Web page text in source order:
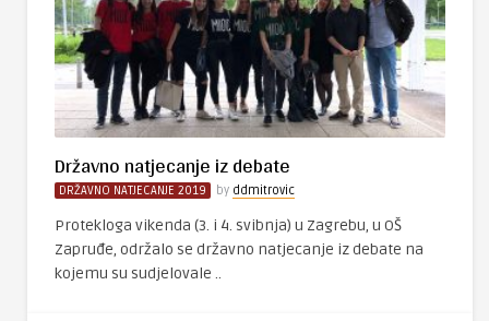
Državno natjecanje iz debate
DRŽAVNO NATJECANJE 2019 by ddmitrovic
Protekloga vikenda (3. i 4. svibnja) u Zagrebu, u OŠ
Zapruđe, održalo se državno natjecanje iz debate na
kojemu su sudjelovale ..